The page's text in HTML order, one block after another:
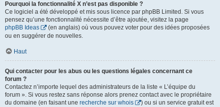
Pourquoi la fonctionnalité X n’est pas disponible ?
Ce logiciel a été développé et mis sous licence par phpBB Limited. Si vous
pensez qu’une fonctionnalité nécessite d’être ajoutée, visitez la page
phpBB Ideas
(en anglais) où vous pouvez voter pour des idées proposées
ou en suggérer de nouvelles.
Haut
Qui contacter pour les abus ou les questions légales concernant ce
forum ?
Contactez n’importe lequel des administrateurs de la liste « L’équipe du
forum ». Si vous restez sans réponse alors prenez contact avec le propriétaire
du domaine (en faisant une recherche sur whois
) ou si un service gratuit est